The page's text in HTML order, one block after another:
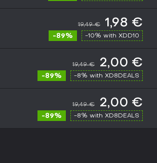
19,49 € 1,98 €
-89% -10% with XDD10
19,49 € 2,00 €
-89% -8% with XD8DEALS
19,49 € 2,00 €
-89% -8% with XD8DEALS